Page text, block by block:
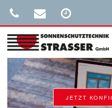
JETZT